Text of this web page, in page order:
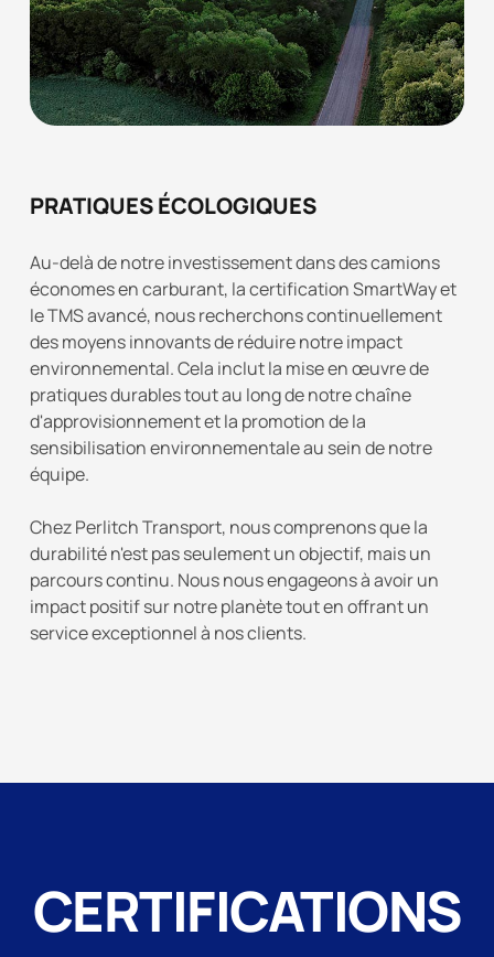
PRATIQUES ÉCOLOGIQUES
Au-delà de notre investissement dans des camions
économes en carburant, la certification SmartWay et
le TMS avancé, nous recherchons continuellement
des moyens innovants de réduire notre impact
environnemental. Cela inclut la mise en œuvre de
pratiques durables tout au long de notre chaîne
d'approvisionnement et la promotion de la
sensibilisation environnementale au sein de notre
équipe.
Chez Perlitch Transport, nous comprenons que la
durabilité n'est pas seulement un objectif, mais un
parcours continu. Nous nous engageons à avoir un
impact positif sur notre planète tout en offrant un
service exceptionnel à nos clients.
CERTIFICATIONS